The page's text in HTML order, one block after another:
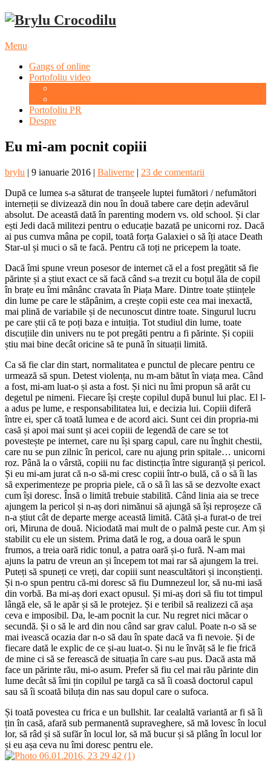
Menu
Gangs of online
Portofoliu video
Portofoliu PR
Despre
Eu mi-am pocnit copiii
brylu | 9 ianuarie 2016 | Baliverne | 23 de comentarii
După ce lumea s-a săturat de tranșeele luptei fumători / nefumători
interneții se divizează din nou în două tabere care dețin adevărul
absolut. De această dată în parenting modern vs. old school. Și clar
ești Jedi dacă militezi pentru o educație bazată pe unicorni roz. Dacă
ai pus cumva mâna pe copil, toată forța Galaxiei o să îți atace Death
Star-ul și muci o să te facă. Pentru că toți ne pricepem la toate.
Dacă îmi spune vreun posesor de internet că el a fost pregătit să fie
părinte și a știut exact ce să facă când s-a trezit cu boțul ăla de copil
în brațe eu îmi mânânc cravata în Piața Mare. Dintre toate științele
din lume pe care le stăpânim, a crește copii este cea mai inexactă,
mai plină de variabile și de necunoscut dintre toate. Singurul lucru
pe care știi că te poți baza e intuiția. Tot studiul din lume, toate
discuțiile din univers nu te pot pregăti pentru a fi părinte. Și copiii
știu mai bine decât oricine să te pună în situații limită.
Ca să fie clar din start, normalitatea e punctul de plecare pentru ce
urmează să spun. Detest violența, nu m-am bătut în viața mea. Când
a fost, mi-am luat-o și asta a fost. Și nici nu îmi propun să arăt cu
degetul pe nimeni. Fiecare își crește copilul după bunul lui plac. El l-
a adus pe lume, e responsabilitatea lui, e decizia lui. Copiii diferă
între ei, sper că toată lumea e de acord aici. Sunt cei din propria-mi
casă și apoi mai sunt și acei copiii de legendă de care se tot
povestește pe internet, care nu își sparg capul, care nu înghit chestii,
care nu se pun zilnic în pericol, care nu ajung prin spitale… unicorni
roz. Până la o vârstă, copiii nu fac distincția între siguranță și pericol.
Și eu mi-am jurat că n-o să-mi cresc copiii într-o bulă, că o să îi las
să experimenteze pe propria piele, că o să îi las să se dezvolte exact
cum își doresc. Însă o limită trebuie stabilită. Când linia aia se trece
ajungem la pericol și n-aș dori nimănui să ajungă să își reproșeze că
n-a știut cât de departe merge această limită. Cătă și-a furat-o de trei
ori, Miruna de două. Niciodată mai mult de o palmă peste cur. Am și
stabilit cu ele un sistem. Prima dată le rog, a doua oară le spun
frumos, a treia oară ridic tonul, a patra oară și-o fură. N-am mai
ajuns la patru de vreun an și începem tot mai rar să ajungem la trei.
Puteți să spuneți ce vreți, dar copiii sunt neascultători și inconștienți.
Și n-o spun pentru că-mi doresc să fiu Dumnezeul lor, să nu-mi iasă
din vorbă. Ba mi-aș dori exact opusul. Și mi-aș dori să fiu tot timpul
lângă ele, să le apăr și să le protejez. Și e teribil să realizezi că așa
ceva e imposibil. Da, le-am pocnit la cur. Nu regret nici măcar o
secundă. Și o să le ard din nou când sar grav calul. Poate n-o să se
mai ivească ocazia dar n-o să dau în spate dacă va fi nevoie. Și de
fiecare dată le explic de ce și-au luat-o. Și nu le învăț să le fie frică
de mine ci să se ferească de situația în care s-au pus. Dacă asta mă
face un părinte rău, mi-o asum. Prefer să fiu cel mai rău părinte din
lume decât să îmi țin copilul pe targă ca să îi coasă doctorul capul
sau să îi scoată biluța din nas sau dopul care o sufoca.
Și toată povestea cu frica e un bullshit. Iar cealaltă variantă ar fi să îi
țin în casă, afară sub permanentă supraveghere, să mă lovesc în locul
lor, să râd și să sufăr în locul lor, să mă bucur și să plâng în locul lor
și eu așa ceva nu îmi doresc pentru ele.